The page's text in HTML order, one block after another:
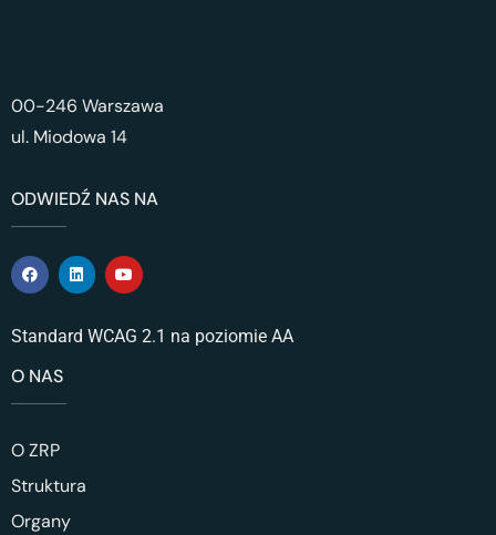
00-246 Warszawa
ul. Miodowa 14
ODWIEDŹ NAS NA
Standard WCAG 2.1 na poziomie AA
O NAS
O ZRP
Struktura
Organy